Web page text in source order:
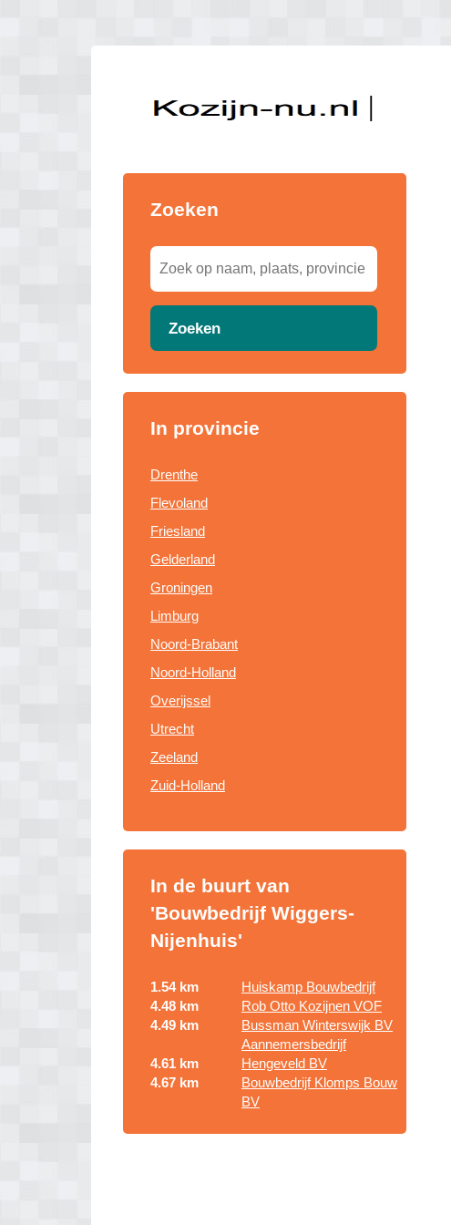
Zoeken
Zoeken
In provincie
Drenthe
Flevoland
Friesland
Gelderland
Groningen
Limburg
Noord-Brabant
Noord-Holland
Overijssel
Utrecht
Zeeland
Zuid-Holland
In de buurt van
'Bouwbedrijf Wiggers-
Nijenhuis'
1.54 km
Huiskamp Bouwbedrijf
4.48 km
Rob Otto Kozijnen VOF
4.49 km
Bussman Winterswijk BV
Aannemersbedrijf
4.61 km
Hengeveld BV
4.67 km
Bouwbedrijf Klomps Bouw
BV